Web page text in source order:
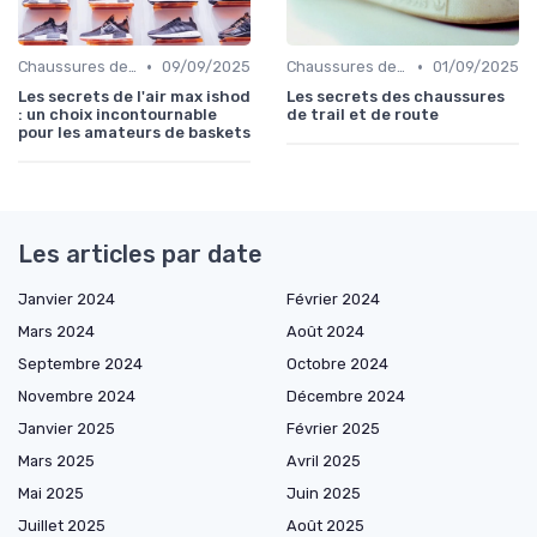
Chaussures de Basket • 09/09/2025
Les secrets de l'air max ishod
: un choix incontournable
pour les amateurs de baskets
Chaussures de Randonnée • 01/09/2025
Les secrets des chaussures
de trail et de route
Les articles par date
Janvier 2024
Février 2024
Mars 2024
Août 2024
Septembre 2024
Octobre 2024
Novembre 2024
Décembre 2024
Janvier 2025
Février 2025
Mars 2025
Avril 2025
Mai 2025
Juin 2025
Juillet 2025
Août 2025